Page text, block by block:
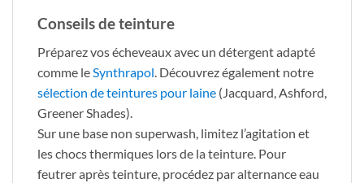
Conseils de teinture
Préparez vos écheveaux avec un détergent adapté
comme le Synthrapol . Découvrez également notre
sélection de teintures pour laine (Jacquard, Ashford,
Greener Shades).
Sur une base non superwash, limitez l’agitation et
les chocs thermiques lors de la teinture. Pour
feutrer après teinture, procédez par alternance eau